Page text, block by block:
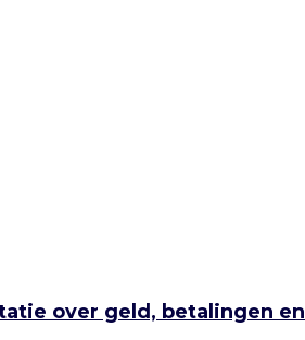
over geld, betalingen en